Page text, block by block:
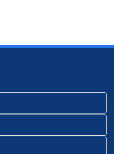
春日井市・犬山市・江南
市・岩倉市・豊明市・日
長久手市・津島市・愛西
山県市・瑞穂市・本巣